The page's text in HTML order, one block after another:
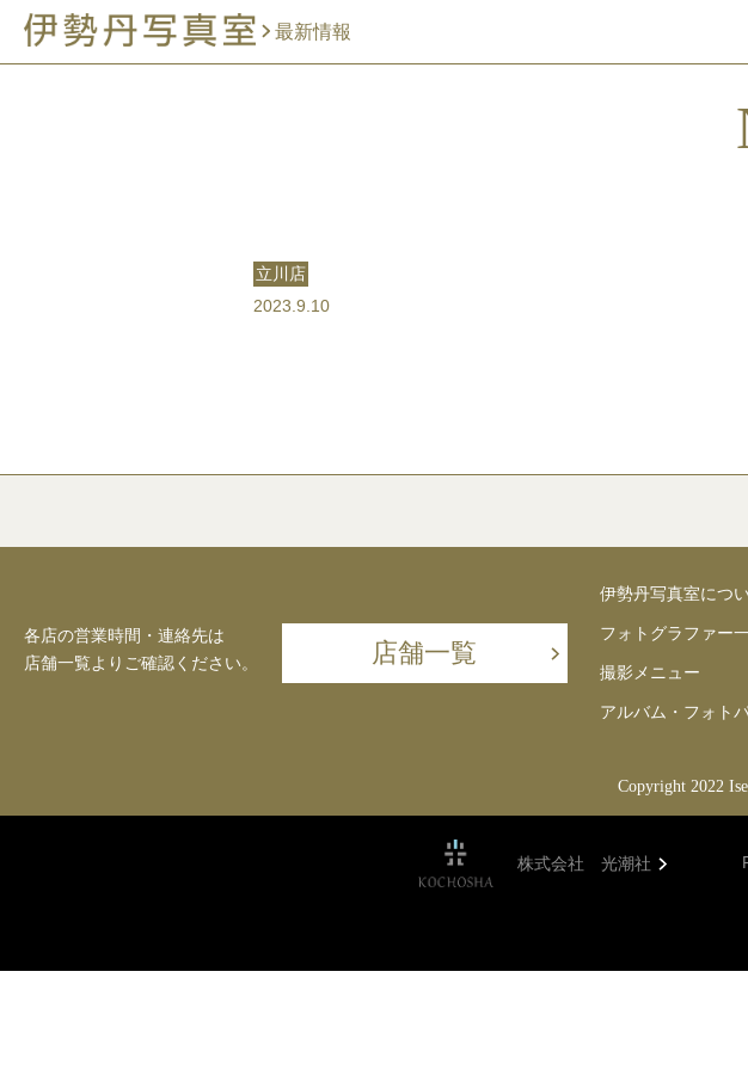
最新情報
立川店
2023.9.10
各店の営業時間・連絡先は
店舗一覧よりご確認ください。
店舗一覧
伊勢丹写真室につ
フォトグラファー
撮影メニュー
アルバム・フォト
Copyright 2022
株式会社 光潮社